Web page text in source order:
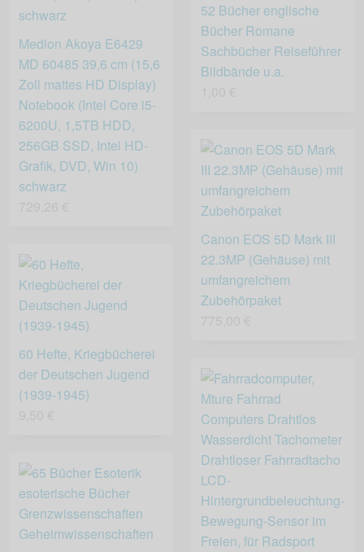
Medion Akoya E6429
MD 60485 39,6 cm (15,6
Zoll mattes HD Display)
Notebook (Intel Core i5-
6200U, 1,5TB HDD,
256GB SSD, Intel HD-
Grafik, DVD, Win 10)
schwarz
52 Bücher englische
Bücher Romane
Sachbücher Reiseführer
Bildbände u.a.
Canon EOS 5D Mark III
22.3MP (Gehäuse) mit
umfangreichem
Zubehörpaket
60 Hefte, Kriegbücherei
der Deutschen Jugend
(1939-1945)